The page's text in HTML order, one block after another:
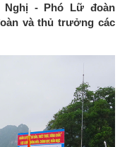
Nghị - Phó Lữ đoàn
và thủ trưởng các